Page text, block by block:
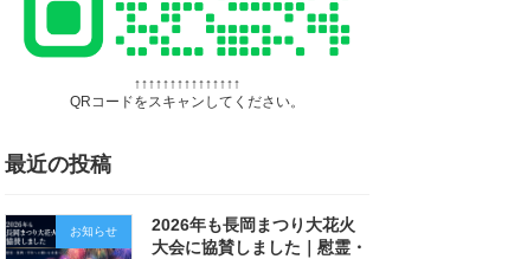
↑↑↑↑↑↑↑↑↑↑↑↑↑↑↑
QRコードをスキャンしてください。
最近の投稿
お知らせ
2026年も長岡まつり大花火
大会に協賛しました｜慰霊・